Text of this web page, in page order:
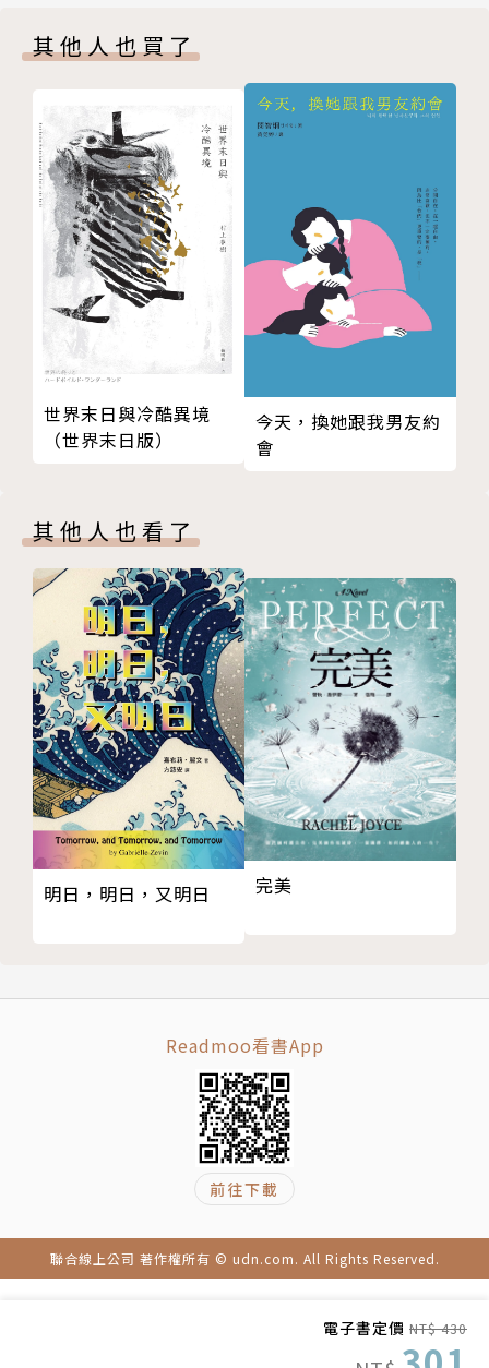
電子書定價 NT$ 430
團「Lijune・綠君麻麻」寫出多篇破萬讚的爆文，多
次創下觸及高達百萬人次紀錄。
曾任職行銷企劃主管、網站主編。目前為閱讀推廣人、
書評人，並有多篇文章發表於《親子天下》《未來Fam
ily》《關鍵評論網 》《商周SMART自學網》等各網路
平臺。
【繪者簡介】
江易珊 Karen
國立臺灣師範大學美術系碩士，曾任數位媒體公司設計
部經理。現任朝繪有限公司設計總監，跨足插畫、企業
識別、平面視覺設計、攝影等領域。
www.dawndraw.com
第四章 人間四月天，徐志摩的愛情故事
卷三 男人間的真愛：父子情與兄弟情
第一章 陶淵明的兒子原來是學渣
第二章 杜甫→李白→孟浩然→王維，大唐那段單向奔
赴的愛
第三章 元稹與白居易，大唐好基友
第四章 你的過去我來不及參與，你的墓誌銘我奉陪到
第五章 超狂車車迷？蘇洵給孩子取名都有車
第六章 蘇轍的小煩惱，我的哥哥是偶像
卷四 人生態度百百款，做自己最派！
第一章 六朝搖滾男子天團──竹林七賢
第二章 我排佛我驕傲！韓愈毀佛不成差點被餵鱷魚
第三章 蘇軾愛「呵呵」？宋代文豪書信往來間的豪邁
第五章 我笑他人看不穿，唐伯虎沒有點秋香
版權頁
封底
其他人也買了
世界末日與冷酷異境
（世界末日版）
今天，換她跟我男友約
會
其他人也看了
明日，明日，又明日 完美
Readmoo看書App
前往下載
聯合線上公司 著作權所有 © udn.com. All Rights Reserved.